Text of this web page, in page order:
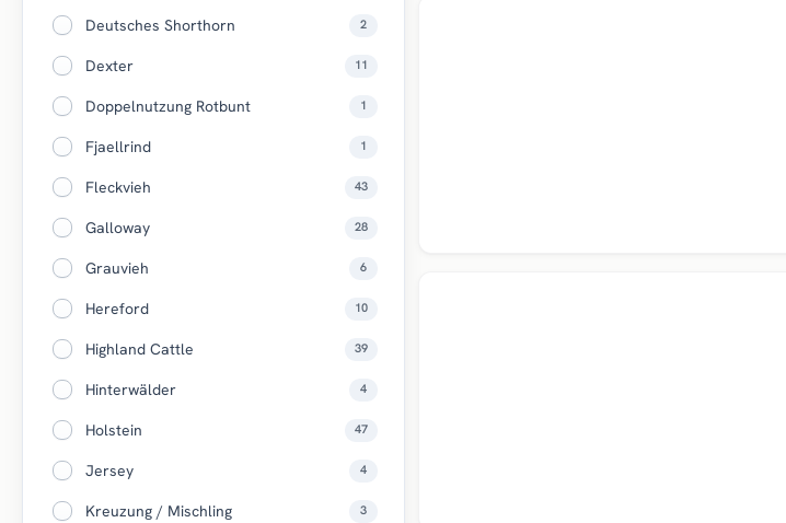
Deutsches Shorthorn 2
Dexter 11
Doppelnutzung Rotbunt 1
Fjaellrind 1
Fleckvieh 43
Galloway 28
Grauvieh 6
Hereford 10
Highland Cattle 39
Hinterwälder 4
Holstein 47
Jersey 4
Kreuzung / Mischling 3